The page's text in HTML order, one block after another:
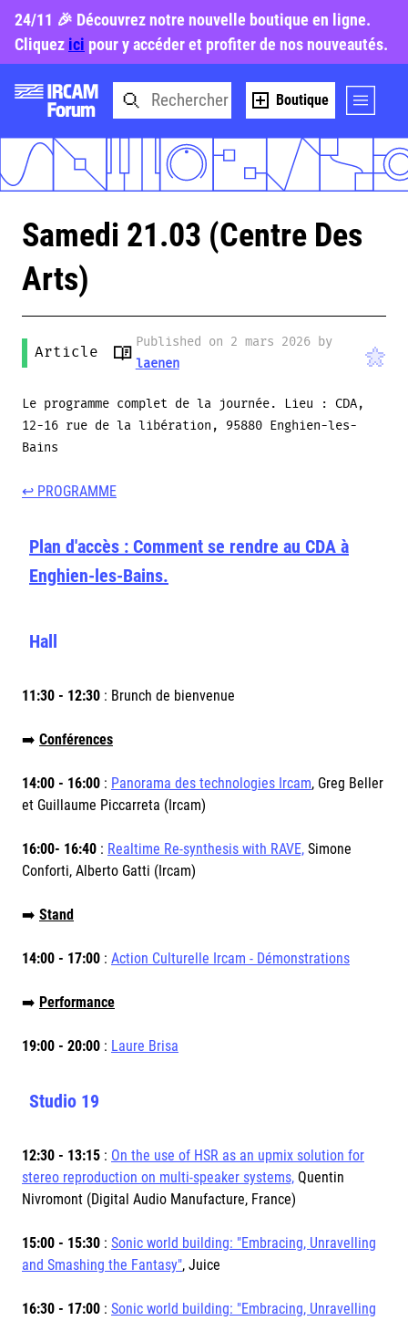
24/11 🎉 Découvrez notre nouvelle boutique en ligne.
Cliquez ici pour y accéder et profiter de nos nouveautés.
Boutique
Samedi 21.03 (Centre Des
Arts)
Article
Published on 2 mars 2026 by
laenen
Le programme complet de la journée. Lieu : CDA,
12-16 rue de la libération, 95880 Enghien-les-
Bains
↩ PROGRAMME
Plan d'accès : Comment se rendre au CDA à
Enghien-les-Bains.
Hall
11:30 - 12:30 : Brunch de bienvenue
➡️ Conférences
14:00 - 16:00 : Panorama des technologies Ircam, Greg Beller
et Guillaume Piccarreta (Ircam)
16:00- 16:40 : Realtime Re-synthesis with RAVE, Simone
Conforti, Alberto Gatti (Ircam)
➡️ Stand
14:00 - 17:00 : Action Culturelle Ircam - Démonstrations
➡️ Performance
19:00 - 20:00 : Laure Brisa
Studio 19
12:30 - 13:15 : On the use of HSR as an upmix solution for
stereo reproduction on multi-speaker systems, Quentin
Nivromont (Digital Audio Manufacture, France)
15:00 - 15:30 : Sonic world building: "Embracing, Unravelling
and Smashing the Fantasy", Juice
16:30 - 17:00 : Sonic world building: "Embracing, Unravelling